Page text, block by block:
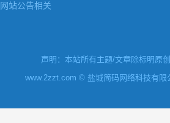
网站公告相关
声明：本站所有主题/文章除标明原
www.2zzt.com © 盐城简码网络科技有